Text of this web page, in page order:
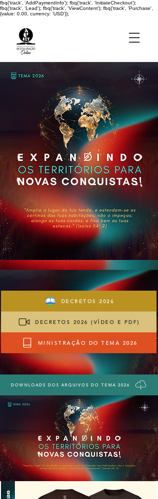
fbq('track', 'AddPaymentInfo'); fbq('track', 'InitiateCheckout');
fbq('track', 'Lead'); fbq('track', 'ViewContent'); fbq('track', 'Purchase',
{value: 0.00, currency: 'USD'});
DECRETOS 2026
DECRETOS 2026 (VÍDEO E PDF)
MINISTRAÇÃO DO TEMA 2026
DOWNLOADS DOS ARQUIVOS DO TEMA 2026